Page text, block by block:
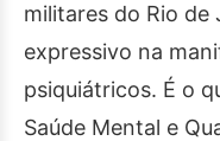
militares do Rio de
expressivo na
psiquiátricos. É o
Saúde Mental e